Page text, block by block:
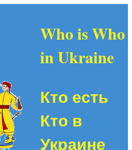
Who is Who
in Ukraine
Кто есть
Кто в
Украине